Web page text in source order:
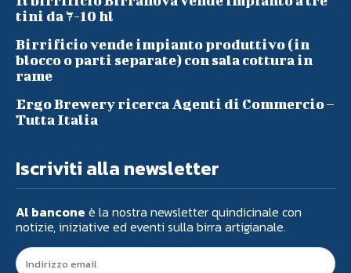
tini da 7-10 hl
Birrificio vende impianto produttivo (in
blocco o parti separate) con sala cottura in
rame
Ergo Brewery ricerca Agenti di Commercio –
Tutta Italia
Iscriviti alla newsletter
Al bancone è la nostra newsletter quindicinale con
notizie, iniziative ed eventi sulla birra artigianale.